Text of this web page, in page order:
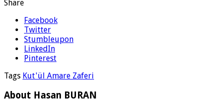
Share
Facebook
Twitter
Stumbleupon
LinkedIn
Pinterest
Tags Kut'ül Amare Zaferi
About Hasan BURAN